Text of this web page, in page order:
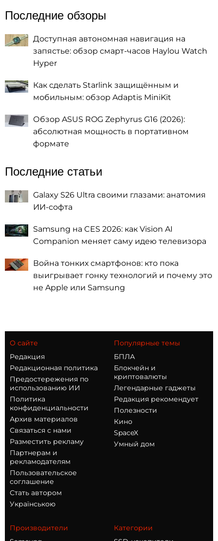
Последние обзоры
Доступная автономная навигация на
запястье: обзор смарт-часов Haylou Watch
Hyper
Как сделать Starlink защищённым и
мобильным: обзор Adaptis MiniKit
Обзор ASUS ROG Zephyrus G16 (2026):
абсолютная мощность в портативном
формате
Последние статьи
Galaxy S26 Ultra своими глазами: анатомия
ИИ-софта
Samsung на CES 2026: как Vision AI
Companion меняет саму идею телевизора
Война тонких смартфонов: кто пока
выигрывает гонку технологий и почему это
не Apple или Samsung
О сайте
Редакция
Редакционная политика
Предостережения по
использованию ИИ
Политика
конфиденциальности
Архив материалов
Связаться с нами
Разместить рекламу
Партнерам и
рекламодателям
Пользовательское
соглашение
Стать автором
Українською
Популярные темы
БПЛА
Блокчейн и
криптовалюты
Легендарные гаджеты
Редакция рекомендует
Полезности
Кино
SpaceX
Умный дом
Производители
Категории